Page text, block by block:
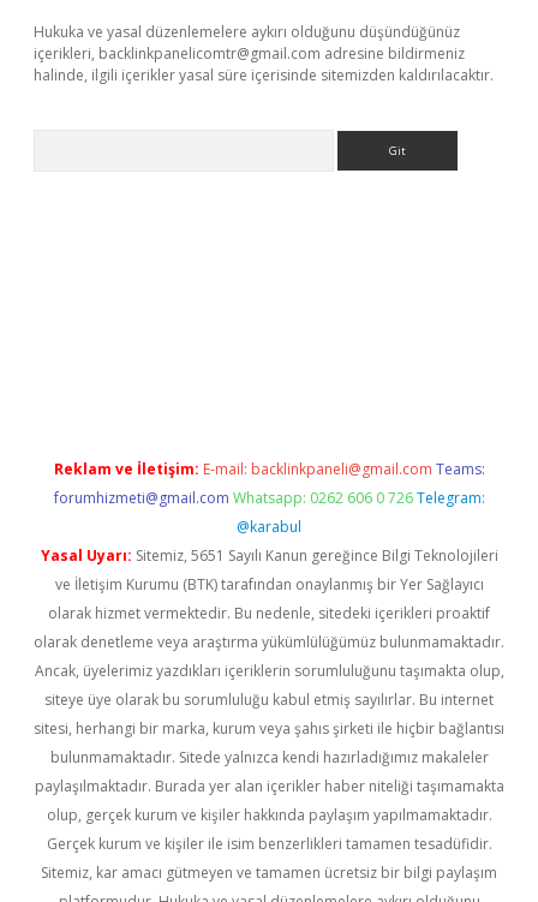
Hukuka ve yasal düzenlemelere aykırı olduğunu düşündüğünüz
içerikleri, backlinkpanelicomtr@gmail.com adresine bildirmeniz
halinde, ilgili içerikler yasal süre içerisinde sitemizden kaldırılacaktır.
Reklam ve İletişim: E-mail: backlinkpaneli@gmail.com Teams:
forumhizmeti@gmail.com Whatsapp: 0262 606 0 726 Telegram:
@karabul
Yasal Uyarı: Sitemiz, 5651 Sayılı Kanun gereğince Bilgi Teknolojileri
ve İletişim Kurumu (BTK) tarafından onaylanmış bir Yer Sağlayıcı
olarak hizmet vermektedir. Bu nedenle, sitedeki içerikleri proaktif
olarak denetleme veya araştırma yükümlülüğümüz bulunmamaktadır.
Ancak, üyelerimiz yazdıkları içeriklerin sorumluluğunu taşımakta olup,
siteye üye olarak bu sorumluluğu kabul etmiş sayılırlar. Bu internet
sitesi, herhangi bir marka, kurum veya şahıs şirketi ile hiçbir bağlantısı
bulunmamaktadır. Sitede yalnızca kendi hazırladığımız makaleler
paylaşılmaktadır. Burada yer alan içerikler haber niteliği taşımamakta
olup, gerçek kurum ve kişiler hakkında paylaşım yapılmamaktadır.
Gerçek kurum ve kişiler ile isim benzerlikleri tamamen tesadüfidir.
Sitemiz, kar amacı gütmeyen ve tamamen ücretsiz bir bilgi paylaşım